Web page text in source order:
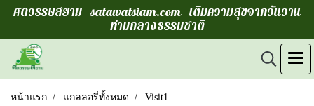
ศตวรรษสยาม satawatsiam.com เติมความสุขจากวันวาน
ท่ามกลางธรรมชาติ
หน้าแรก แกลลอรี่ทั้งหมด
Visit1